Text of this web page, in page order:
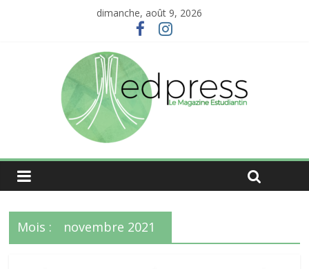
dimanche, août 9, 2026
Mois : novembre 2021